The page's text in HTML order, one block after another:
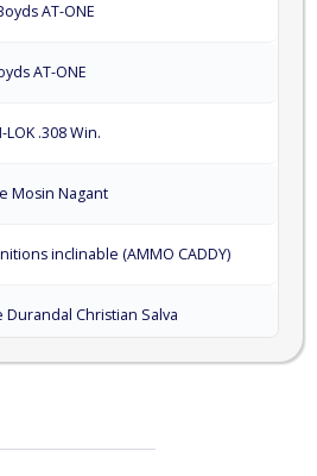
AT-ONE
AT-ONE
.308 Win.
Mosin Nagant
inclinable (AMMO CADDY)
Christian Salva